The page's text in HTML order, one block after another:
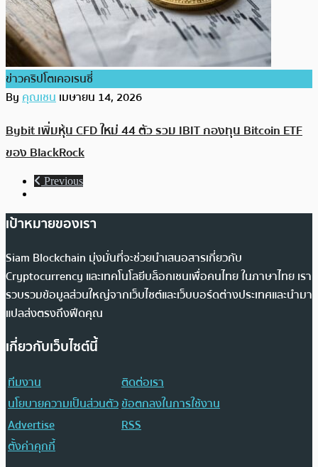
ข่าวคริปโตเคอเรนซี่
Byคุณเชนเมษายน 14, 2026
Bybit เพิ่มหุ้น CFD ใหม่ 44 ตัว รวม IBIT กองทุน Bitcoin ETF
ของ BlackRock
Previous
เป้าหมายของเรา
Siam Blockchain มุ่งมั่นที่จะช่วยนำเสนอสารเกี่ยวกับ
Cryptocurrency และเทคโนโลยีบล็อกเชนเพื่อคนไทย ในภาษาไทย เรา
รวบรวมข้อมูลส่วนใหญ่จากเว็บไซต์และเว็บบอร์ดต่างประเทศและนำมา
แปลส่งตรงถึงฟีดคุณ
เกี่ยวกับเว็บไซต์นี้
ทีมงาน
ติดต่อเรา
นโยบายความเป็นส่วนตัวข้อตกลงในการใช้งาน
Advertise
RSS
ตั้งค่าคุกกี้